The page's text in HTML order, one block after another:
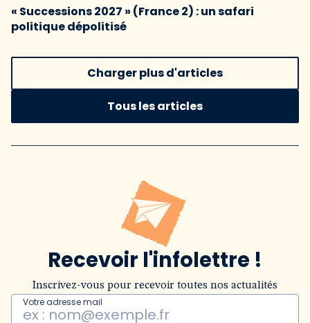
« Successions 2027 » (France 2) : un safari
politique dépolitisé
Charger plus d'articles
Tous les articles
Recevoir l'infolettre !
Inscrivez-vous pour recevoir toutes nos actualités
Votre adresse mail